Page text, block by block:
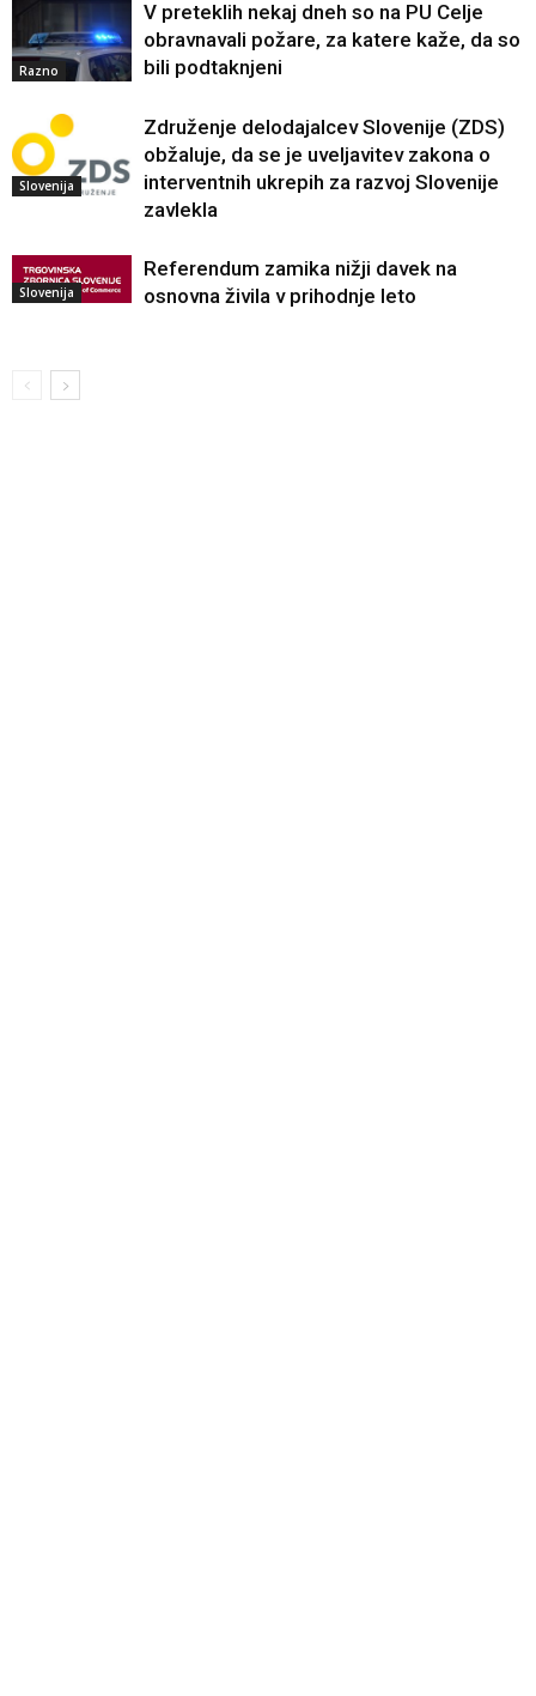
Razno
V preteklih nekaj dneh so na PU Celje
obravnavali požare, za katere kaže, da so
bili podtaknjeni
Slovenija
Združenje delodajalcev Slovenije (ZDS)
obžaluje, da se je uveljavitev zakona o
interventnih ukrepih za razvoj Slovenije
zavlekla
Slovenija
Referendum zamika nižji davek na
osnovna živila v prihodnje leto